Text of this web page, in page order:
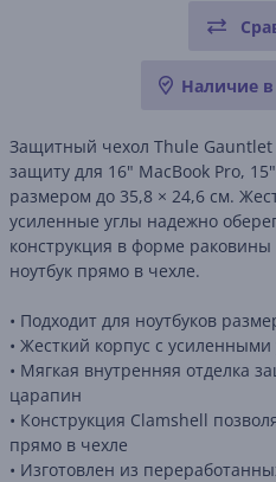
Наличие
Защитный чехол Thule
защиту для 16" MacBook Pro,
размером до 35,8 × 24,6 см.
усиленные углы надежно
конструкция в форме раковины
ноутбук прямо в чехле.
• Подходит для ноутбуков
• Жесткий корпус с
• Мягкая внутренняя отделка
царапин
• Конструкция Clamshell
прямо в чехле
• Изготовлен из